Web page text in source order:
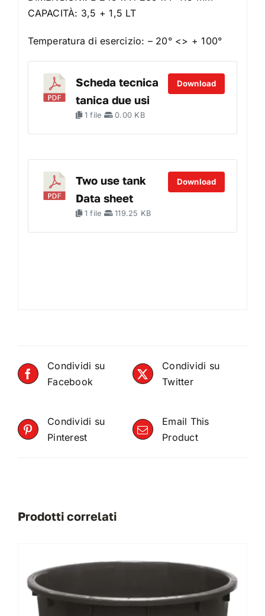
CAPACITÀ: 3,5 + 1,5 LT
Temperatura di esercizio: – 20° <> + 100°
Scheda tecnica
tanica due usi
1 file 0.00 KB
Download
Two use tank
Data sheet
1 file 119.25 KB
Download
Condividi su
Facebook
Condividi su
Twitter
Condividi su
Pinterest
Email This
Product
Prodotti correlati